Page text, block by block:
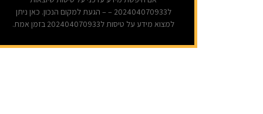
ל202404070933 – – הגעת למקום הנכון. כאן ניתן
למצוא מידע על טיסות ל202404070933 בזמן אמת.